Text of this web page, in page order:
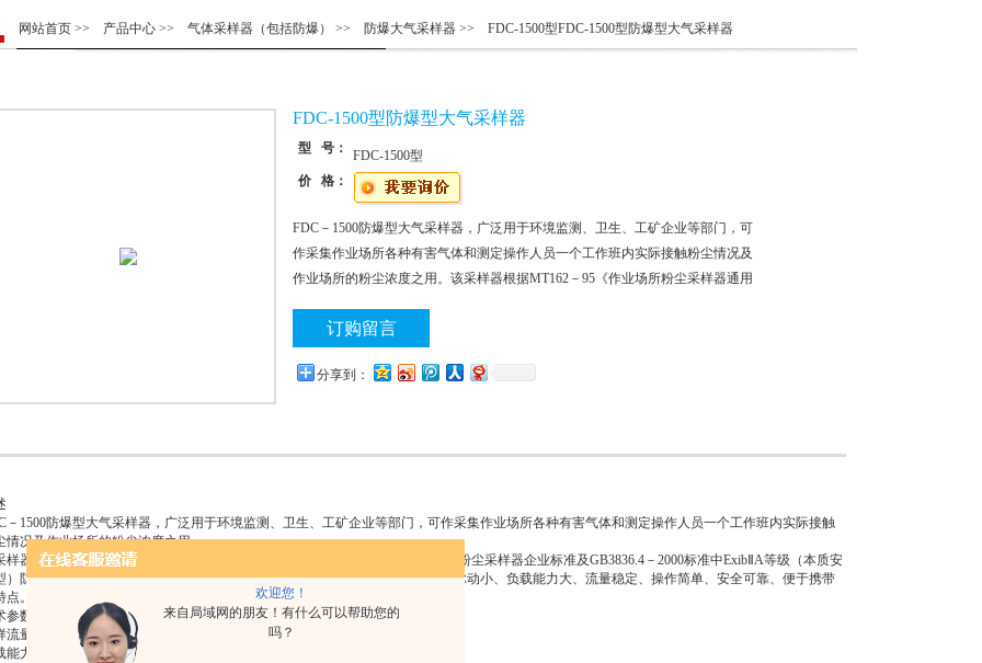
欢迎您！
来自局域网的朋友！有什么可以帮助您的
吗？
网站首页 >> 产品中心 >> 气体采样器（包括防爆） >> 防爆大气采样器 >> FDC-1500型FDC-1500型防爆型大气采样器
FDC-1500型防爆型大气采样器
型 号：
FDC-1500型
价 格：
FDC－1500防爆型大气采样器，广泛用于环境监测、卫生、工矿企业等部门，可
作采集作业场所各种有害气体和测定操作人员一个工作班内实际接触粉尘情况及
作业场所的粉尘浓度之用。该采样器根据MT162－95《作业场所粉尘采样器通用
ExibⅡA等级(本质安全型)防爆设计，特别适用于含有爆炸危险性气体的作业场所
订购留言
分享到：
－1500防爆型大气采样器，广泛用于环境监测、卫生、工矿企业等部门，可作采集作业场所各种有害气体和测定操作人员一个工作班内实际接触
情况及作业场所的粉尘浓度之用。
样器根据MT162－95《作业场所粉尘采样器通用技术条件》和Q/NF－03－2004粉尘采样器企业标准及GB3836.4－2000标准中ExibⅡA等级（本质安
）防爆设计，特别适用于含有爆炸危险性气体的作业场所使用。具有采样气流脉动小、负载能力大、流量稳定、操作简单、安全可靠、便于携带
点。
参数
流量： 0.1～1.5 L/ min
能力：>1000 Pa